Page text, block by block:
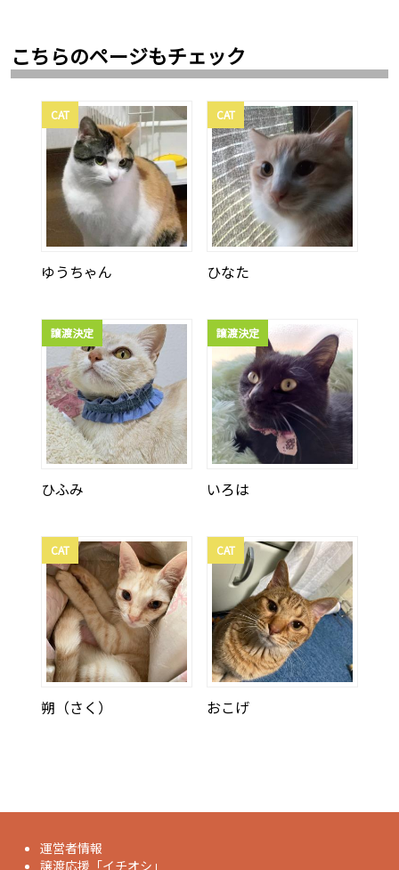
こちらのページもチェック
CAT
ゆうちゃん
CAT
ひなた
譲渡決定
ひふみ
譲渡決定
いろは
CAT
朔（さく）
CAT
おこげ
運営者情報
譲渡応援「イチオシ」